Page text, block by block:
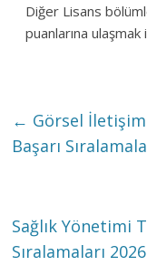
Diğer Lisans
puanlarına ulaşmak
← Görsel İletişim
Başarı
Sağlık Yönetimi
Sıralamaları 2026